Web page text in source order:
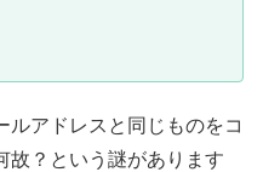
ルアドレスと同じものをコ
故？という謎があります